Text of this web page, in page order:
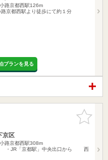
路京都西駅126m
京都西駅より徒歩にて約１分
プランを見る
お気に入
りに追加
京区
路京都西駅308m
・JR「京都駅」中央出口から 西